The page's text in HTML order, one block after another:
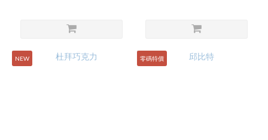
NEW 零碼特價